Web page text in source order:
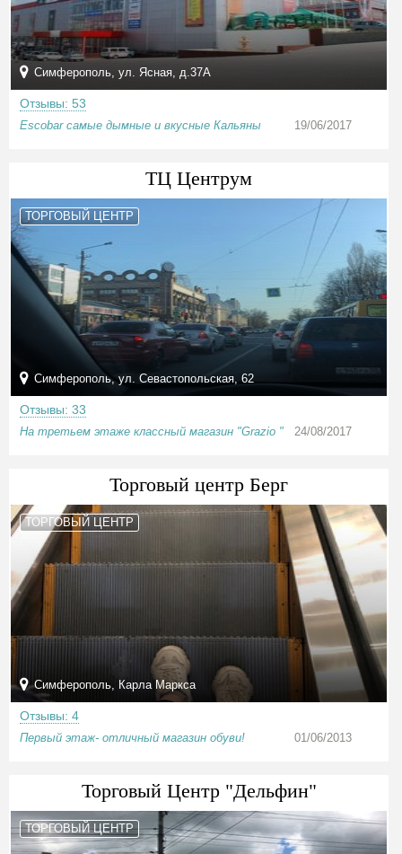
Симферополь, ул. Ясная, д.37А
Отзывы: 53
Escobar самые дымные и вкусные Кальяны 19/06/2017
ТЦ Центрум
ТОРГОВЫЙ ЦЕНТР
Симферополь, ул. Севастопольская, 62
Отзывы: 33
На третьем этаже классный магазин "Grazio " 24/08/2017
Торговый центр Берг
ТОРГОВЫЙ ЦЕНТР
Симферополь, Карла Маркса
Отзывы: 4
Первый этаж- отличный магазин обуви! 01/06/2013
Торговый Центр "Дельфин"
ТОРГОВЫЙ ЦЕНТР